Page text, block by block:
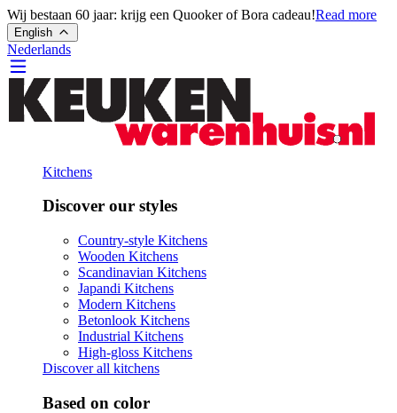
Wij bestaan 60 jaar: krijg een Quooker of Bora cadeau!Read more
English
Nederlands
Kitchens
Discover our styles
Country-style Kitchens
Wooden Kitchens
Scandinavian Kitchens
Japandi Kitchens
Modern Kitchens
Betonlook Kitchens
Industrial Kitchens
High-gloss Kitchens
Discover all kitchens
Based on color